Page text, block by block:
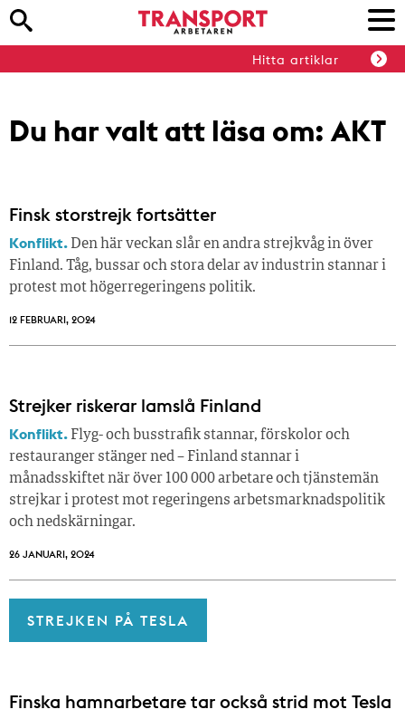
Hitta artiklar
Du har valt att läsa om:AKT
Finsk storstrejk fortsätter
Konflikt. Den här veckan slår en andra strejkvåg in över
Finland. Tåg, bussar och stora delar av industrin stannar i
protest mot högerregeringens politik.
12 FEBRUARI, 2024
Strejker riskerar lamslå Finland
Konflikt. Flyg- och busstrafik stannar, förskolor och
restauranger stänger ned – Finland stannar i
månadsskiftet när över 100 000 arbetare och tjänstemän
strejkar i protest mot regeringens arbetsmarknadspolitik
och nedskärningar.
26 JANUARI, 2024
STREJKEN PÅ TESLA
Finska hamnarbetare tar också strid mot Tesla